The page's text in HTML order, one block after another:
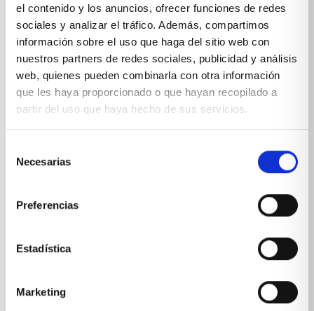
el contenido y los anuncios, ofrecer funciones de redes
sociales y analizar el tráfico. Además, compartimos
información sobre el uso que haga del sitio web con
nuestros partners de redes sociales, publicidad y análisis
web, quienes pueden combinarla con otra información
que les haya proporcionado o que hayan recopilado a
partir del uso que haya hecho de sus servicios.
Necesarias
Preferencias
Estadística
Marketing
NOMBRE
política de privacidad